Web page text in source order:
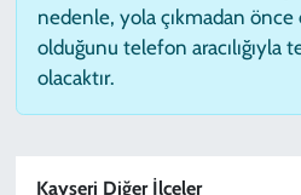
nedenle, yola çıkmadan önce
olduğunu telefon
olacaktır.
Kayseri Diğer İlçeler